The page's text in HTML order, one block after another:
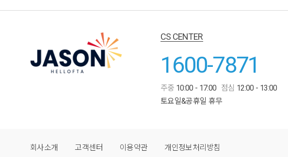
CS CENTER
1600-7871
주중 10:00 - 17:00 점심 12:00 - 13:00
토요일&공휴일 휴무
회사소개 고객센터 이용약관 개인정보처리방침